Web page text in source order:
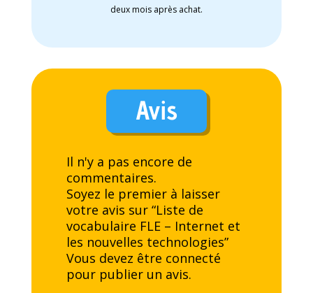
deux mois après achat.
Avis
Il n'y a pas encore de
commentaires.
Soyez le premier à laisser
votre avis sur “Liste de
vocabulaire FLE – Internet et
les nouvelles technologies”
Vous devez être connecté
pour publier un avis.